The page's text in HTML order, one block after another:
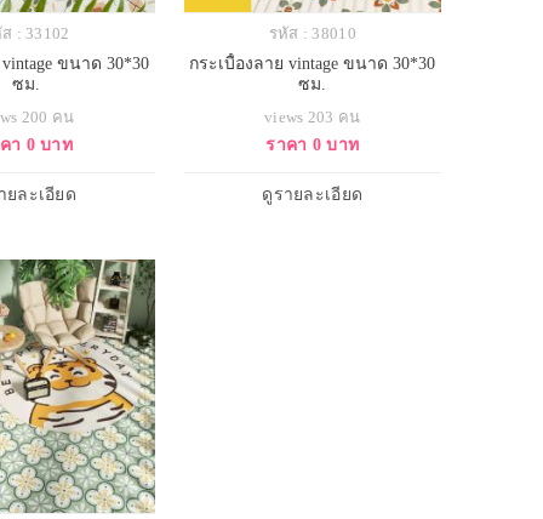
: 33102
ขนาด 30*30
ซม.
200 คน
า 0 บาท
ยละเอียด
รหัส : 38010
กระเบื้องลาย vintage ขนาด 30*30
ซม.
views 203 คน
ราคา 0 บาท
ดูรายละเอียด